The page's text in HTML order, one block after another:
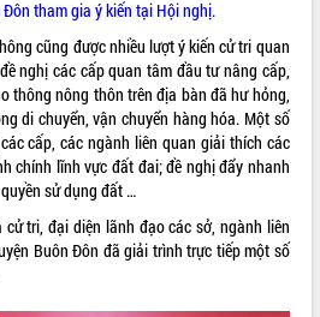
Đôn tham gia ý kiến tại Hội nghị.
cũng được nhiều lượt ý kiến cử tri quan
nghị các cấp quan tâm đầu tư nâng cấp,
thông nông thôn trên địa bàn đã hư hỏng,
di chuyển, vận chuyển hàng hóa. Một số
cấp, các ngành liên quan giải thích các
chính lĩnh vực đất đai; đề nghị đẩy nhanh
sử dụng đất …
tri, đại diện lãnh đạo các sở, ngành liên
Buôn Đôn đã giải trình trực tiếp một số